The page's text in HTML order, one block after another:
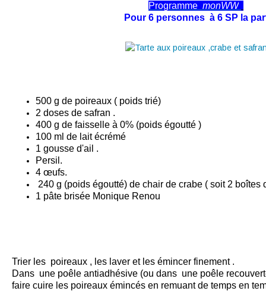
Programme monWW
Pour 6 personnes à 6 SP la
500 g de poireaux ( poids trié)
2 doses de safran .
400 g de faisselle à 0% (poids égoutté )
100 ml de lait écrémé
1 gousse d'ail .
Persil.
4 œufs.
240 g (poids égoutté) de chair de crabe ( soit 2 boîtes
1 pâte brisée Monique Renou
Trier les poireaux , les laver et les émincer finement .
Dans une poêle antiadhésive (ou dans une poêle
faire cuire les poireaux émincés en remuant de temps en